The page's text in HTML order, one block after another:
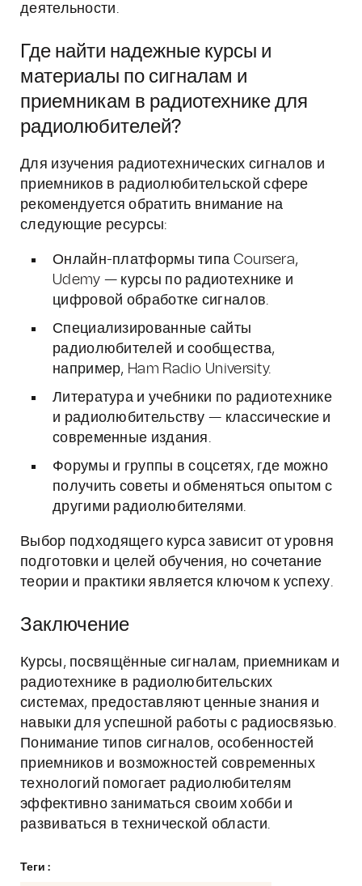
деятельности.
Где найти надежные курсы и
материалы по сигналам и
приемникам в радиотехнике для
радиолюбителей?
Для изучения радиотехнических сигналов и
приемников в радиолюбительской сфере
рекомендуется обратить внимание на
следующие ресурсы:
Онлайн-платформы типа Coursera,
Udemy — курсы по радиотехнике и
цифровой обработке сигналов.
Специализированные сайты
радиолюбителей и сообщества,
например, Ham Radio University.
Литература и учебники по радиотехнике
и радиолюбительству — классические и
современные издания.
Форумы и группы в соцсетях, где можно
получить советы и обменяться опытом с
другими радиолюбителями.
Выбор подходящего курса зависит от уровня
подготовки и целей обучения, но сочетание
теории и практики является ключом к успеху.
Заключение
Курсы, посвящённые сигналам, приемникам и
радиотехнике в радиолюбительских
системах, предоставляют ценные знания и
навыки для успешной работы с радиосвязью.
Понимание типов сигналов, особенностей
приемников и возможностей современных
технологий помогает радиолюбителям
эффективно заниматься своим хобби и
развиваться в технической области.
Теги :